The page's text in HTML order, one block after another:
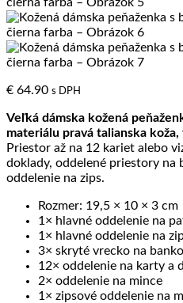
€ 64.90 s DPH
Veľká dámska kožená
materiálu pravá talianska
Priestor až na 12 kariet alebo
doklady, oddelené priestory na
oddelenie na zips.
Rozmer: 19,5 × 10 × 3 cm
1× hlavné oddelenie na
1× hlavné oddelenie na
3× skryté vrecko na
12× oddelenie na karty a
2× oddelenie na mince
1× zipsové oddelenie na